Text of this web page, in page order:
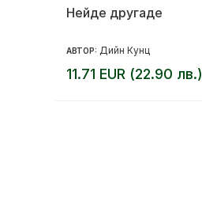
Нейде другаде
АВТОР: Дийн Кунц
11.71 EUR (22.90 лв.)